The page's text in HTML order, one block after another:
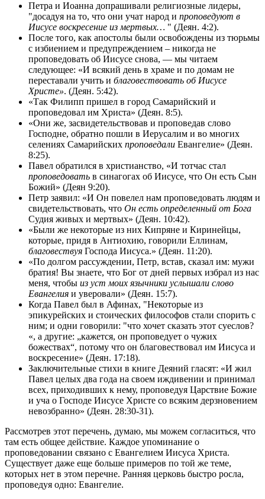
Петра и Иоанна допрашивали религиозные лидеры,
"досадуя на то, что они учат народ и проповедуют в
Иисусе воскресение из мертвых… " (Деян. 4:2).
После того, как апостолы были освобождены из тюрьмы
с избиением и предупреждением – никогда не
проповедовать об Иисусе снова, — мы читаем
следующее: «И всякий день в храме и по домам не
переставали учить и благовествовать об Иисусе
Христе». (Деян. 5:42).
«Так Филипп пришел в город Самарийский и
проповедовал им Христа» (Деян. 8:5).
«Они же, засвидетельствовав и проповедав слово
Господне, обратно пошли в Иерусалим и во многих
селениях Самарийских проповедали Евангелие» (Деян.
8:25).
Павел обратился в христианство, «И тотчас стал
проповедовать в синагогах об Иисусе, что Он есть Сын
Божий» (Деян 9:20).
Петр заявил: «И Он повелел нам проповедовать людям и
свидетельствовать, что Он есть определенный от Бога
Судия живых и мертвых» (Деян. 10:42).
«Были же некоторые из них Кипряне и Киринейцы,
которые, придя в Антиохию, говорили Еллинам,
благовествуя Господа Иисуса.» (Деян. 11:20).
«По долгом рассуждении, Петр, встав, сказал им: мужи
братия! Вы знаете, что Бог от дней первых избрал из нас
меня, чтобы из уст моих язычники услышали слово
Евангелия и уверовали» (Деян. 15:7).
Когда Павел был в Афинах, "Некоторые из
эпикурейских и стоических философов стали спорить с
ним; и одни говорили: "что хочет сказать этот суеслов?
«, а другие: „кажется, он проповедует о чужих
божествах“, потому что он благовествовал им Иисуса и
воскресение» (Деян. 17:18).
Заключительные стихи в книге Деяний гласят: «И жил
Павел целых два года на своем иждивении и принимал
всех, приходивших к нему, проповедуя Царствие Божие
и уча о Господе Иисусе Христе со всяким дерзновением
невозбранно» (Деян. 28:30-31).
Рассмотрев этот перечень, думаю, мы можем согласиться, что
там есть общее действие. Каждое упоминание о
проповедовании связано с Евангелием Иисуса Христа.
Существует даже еще больше примеров по той же теме,
которых нет в этом перечне. Ранняя церковь быстро росла,
проповедуя одно: Евангелие.